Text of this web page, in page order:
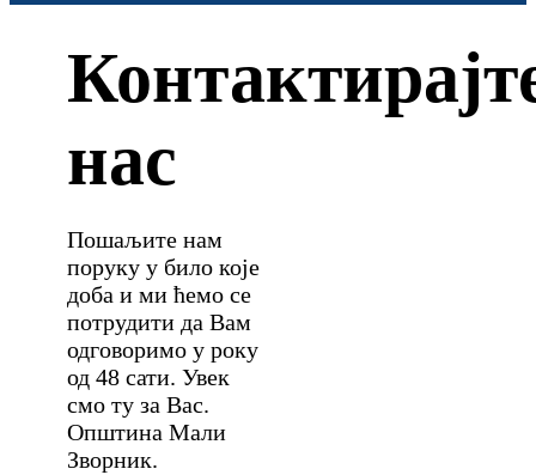
нас
Пошаљите нам
поруку у било које
доба и ми ћемо се
потрудити да Вам
одговоримо у року
од 48 сати. Увек
смо ту за Вас.
Општина Мали
Зворник.